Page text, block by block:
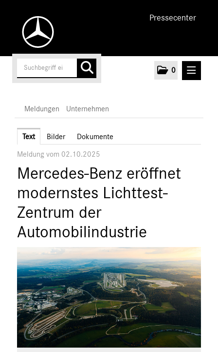
Pressecenter
0
Unternehmen
Marken & Produkte
MEDIA
ÜBER UNS
ANSPRECHPARTNER
Meldungen Unternehmen
Text Bilder Dokumente
Meldung vom 02.10.2025
Mercedes-Benz eröffnet
modernstes Lichttest-
Zentrum der
Automobilindustrie